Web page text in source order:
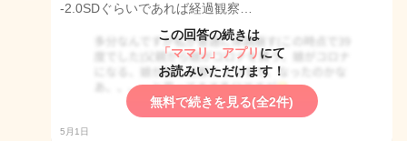
-2.0SDぐらいであれば経過観察…
この回答の続きは
「ママリ」アプリ にて
お読みいただけます！
無料で続きを見る(全2件)
5月1日